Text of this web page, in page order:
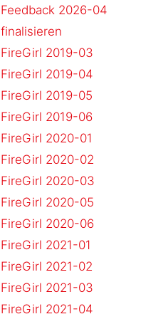
Feedback 2026-04
finalisieren
FireGirl 2019-03
FireGirl 2019-04
FireGirl 2019-05
FireGirl 2019-06
FireGirl 2020-01
FireGirl 2020-02
FireGirl 2020-03
FireGirl 2020-05
FireGirl 2020-06
FireGirl 2021-01
FireGirl 2021-02
FireGirl 2021-03
FireGirl 2021-04